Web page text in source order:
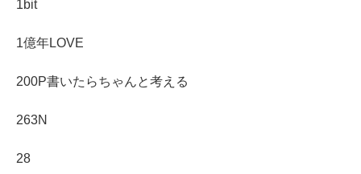
1bit
1億年LOVE
200P書いたらちゃんと考える
263N
28